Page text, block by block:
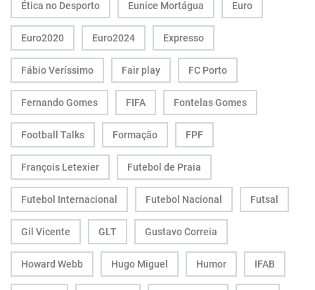
Ética no Desporto Eunice Mortágua Euro
Euro2020 Euro2024 Expresso
Fábio Veríssimo Fair play FC Porto
Fernando Gomes FIFA Fontelas Gomes
Football Talks Formação FPF
François Letexier Futebol de Praia
Futebol Internacional Futebol Nacional Futsal
Gil Vicente GLT Gustavo Correia
Howard Webb Hugo Miguel Humor IFAB